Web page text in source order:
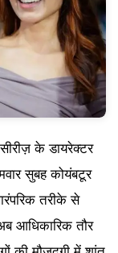
के डायरेक्टर
सुबह कोयंबटूर
तरीके से
आधिकारिक तौर